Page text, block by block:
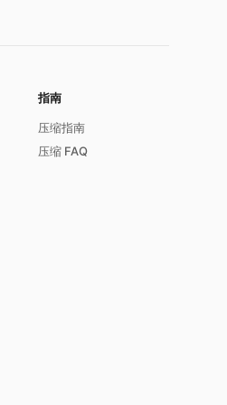
指南
压缩指南
压缩 FAQ